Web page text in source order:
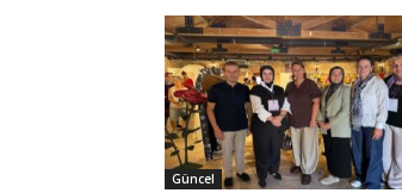
Güncel